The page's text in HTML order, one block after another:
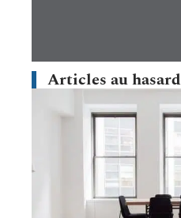
Articles au hasard